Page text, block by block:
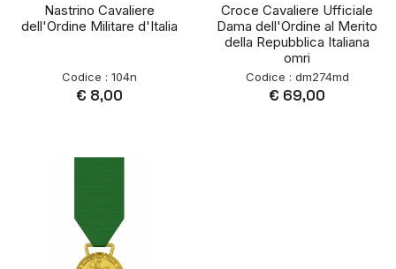
Nastrino Cavaliere
dell'Ordine Militare d'Italia
Codice : 104n
€ 8,00
Croce Cavaliere Ufficiale
Dama dell'Ordine al Merito
della Repubblica Italiana
omri
Codice : dm274md
€ 69,00